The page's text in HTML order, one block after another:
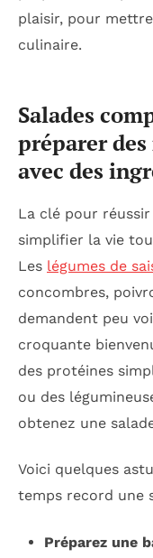
plaisir, pour
culinaire.
Salades
préparer
avec des
La clé pour réussir
simplifier la vie
Les légumes de
concombres,
demandent peu
croquante
des protéines
ou des
obtenez une
Voici quelques
temps record une
Préparez une